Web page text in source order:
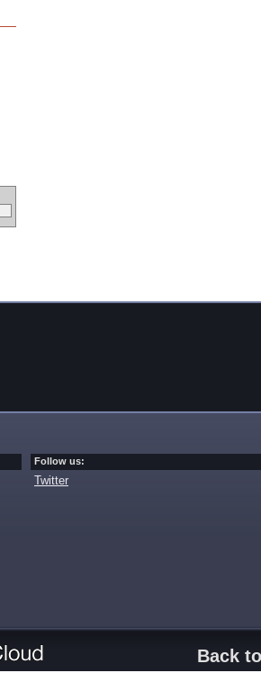
Follow us:
Twitter
Back